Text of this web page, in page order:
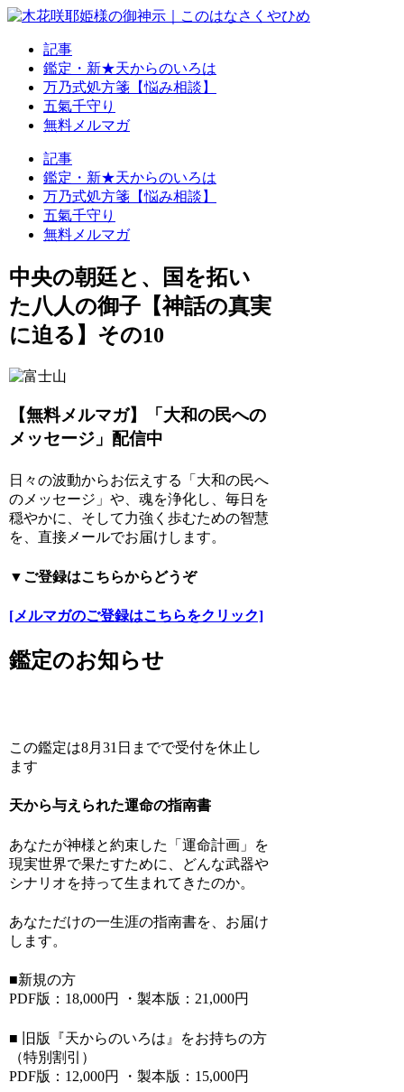
記事
鑑定・新★天からのいろは
万乃式処方箋【悩み相談】
五氣千守り
無料メルマガ
記事
鑑定・新★天からのいろは
万乃式処方箋【悩み相談】
五氣千守り
無料メルマガ
中央の朝廷と、国を拓い
た八人の御子【神話の真実
に迫る】その10
【無料メルマガ】「大和の民への
メッセージ」配信中
日々の波動からお伝えする「大和の民へ
のメッセージ」や、魂を浄化し、毎日を
穏やかに、そして力強く歩むための智慧
を、直接メールでお届けします。
▼ご登録はこちらからどうぞ
[メルマガのご登録はこちらをクリック]
鑑定のお知らせ
この鑑定は8月31日までで受付を休止し
ます
天から与えられた運命の指南書
あなたが神様と約束した「運命計画」を
現実世界で果たすために、どんな武器や
シナリオを持って生まれてきたのか。
あなただけの一生涯の指南書を、お届け
します。
■新規の方
PDF版：18,000円 ・製本版：21,000円
■ 旧版『天からのいろは』をお持ちの方
（特別割引）
PDF版：12,000円 ・製本版：15,000円